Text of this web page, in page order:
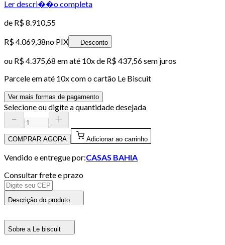
Ler descri��o completa
de R$ 8.910,55
R$ 4.069,38no PIX Desconto
ou R$ 4.375,68 em até 10x de R$ 437,56 sem juros
Parcele em até 10x com o cartão Le Biscuit
Ver mais formas de pagamento
Selecione ou digite a quantidade desejada
COMPRAR AGORA Adicionar ao carrinho
Vendido e entregue por:CASAS BAHIA
Consultar frete e prazo
Descrição do produto
Sobre a Le biscuit